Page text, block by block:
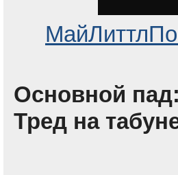
Основной пад:
Тред на